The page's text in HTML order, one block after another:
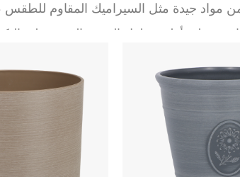
مواد جيدة مثل السيراميك المقاوم للطقس
تعطي أولوية طول العمر والقدرة على
القواعد المعززة وأنظمة الصرف الصحي ،
في الهواء الطلق ، تحمي الطلاء المقاوم